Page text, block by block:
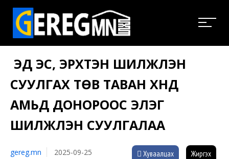
ЭД ЭС, ЭРХТЭН ШИЛЖҮҮЛЭН
СУУЛГАХ ТӨВ ТАВАН ХҮНД
АМЬД ДОНОРООС ЭЛЭГ
ШИЛЖҮҮЛЭН СУУЛГАЛАА
gereg.mn 2025-09-25 Хуваалцах Жиргэх